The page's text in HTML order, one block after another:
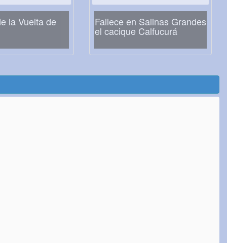
la Vuelta de Fallece en Salinas Grandes
el cacique Calfucurá